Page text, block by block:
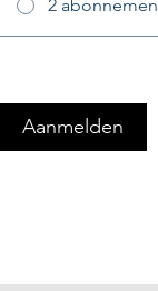
2
Aanmelden